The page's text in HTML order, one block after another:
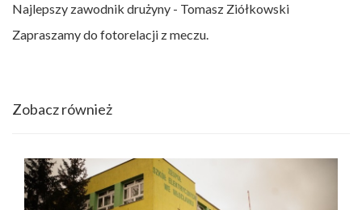
Najlepszy zawodnik drużyny - Tomasz Ziółkowski
Zapraszamy do fotorelacji z meczu.
Zobacz również